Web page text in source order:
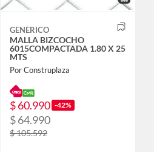
GENERICO
MALLA BIZCOCHO
6015COMPACTADA 1.80 X 25
MTS
Por Construplaza
$ 60.990 -42%
$ 64.990
$ 105.592